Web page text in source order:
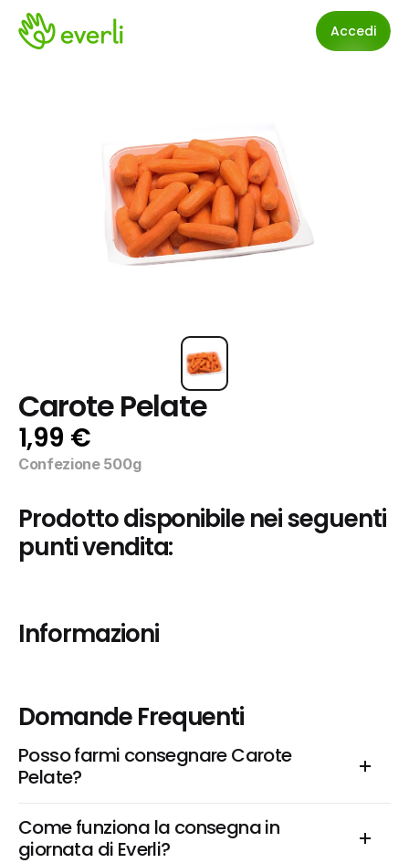
Accedi
Carote Pelate
1,99 €
Confezione 500g
Prodotto disponibile nei seguenti
punti vendita:
Informazioni
Domande Frequenti
Posso farmi consegnare Carote
Pelate?
Come funziona la consegna in
giornata di Everli?